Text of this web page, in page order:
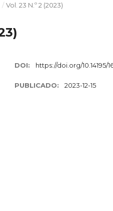
/ Vol. 23 N.º 2 (2023)
DOI: https://doi.org/10.14195/
PUBLICADO: 2023-12-15